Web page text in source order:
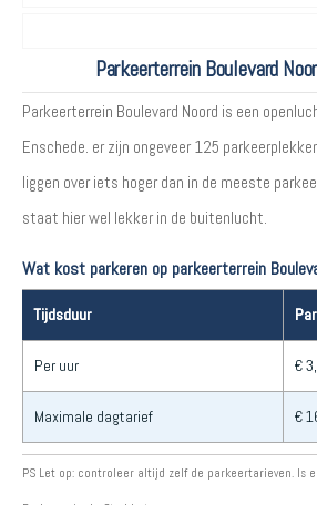
Parkeerterrein Boulevard
Parkeerterrein Boulevard Noord is een
Enschede. er zijn ongeveer 125
liggen over iets hoger dan in de meeste
staat hier wel lekker in de buitenlucht.
Wat kost parkeren op parkeerterrein
Tijdsduur
Per uur €
Maximale dagtarief €
PS Let op: controleer altijd zelf de parkeertarieven. Is